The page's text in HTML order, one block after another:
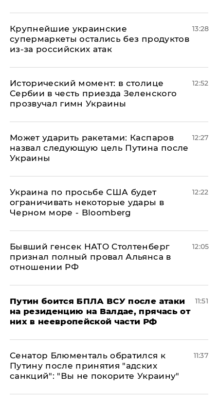
Крупнейшие украинские
супермаркеты остались без продуктов
из-за российских атак
13:28
Исторический момент: в столице
Сербии в честь приезда Зеленского
прозвучал гимн Украины
12:52
Может ударить ракетами: Каспаров
назвал следующую цель Путина после
Украины
12:27
Украина по просьбе США будет
ограничивать некоторые удары в
Черном море - Bloomberg
12:22
Бывший генсек НАТО Столтенберг
признал полный провал Альянса в
отношении РФ
12:05
Путин боится БПЛА ВСУ после атаки
на резиденцию на Валдае, прячась от
них в неевропейской части РФ
11:51
Сенатор Блюменталь обратился к
Путину после принятия "адских
санкций": "Вы не покорите Украину"
11:37